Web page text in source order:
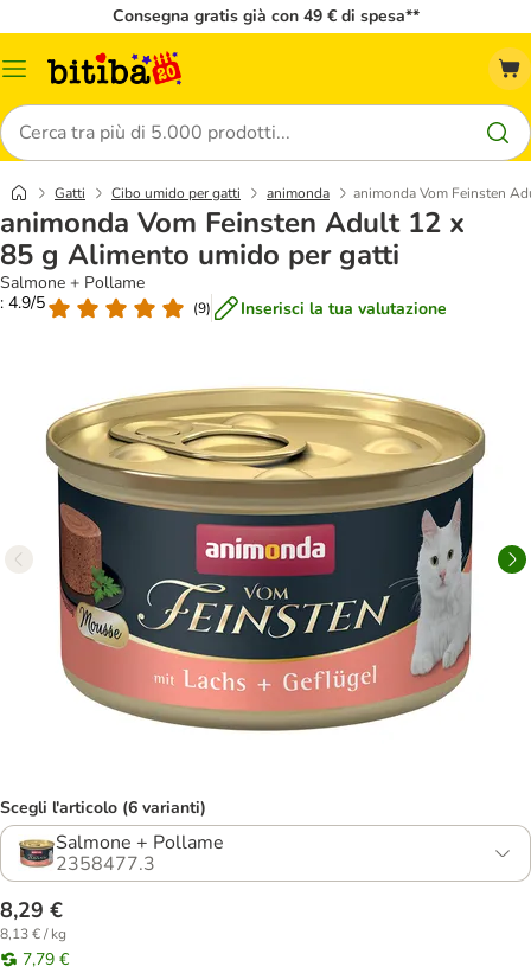
Consegna gratis già con 49 € di spesa**
Overview
Cerca
Gatti Cibo umido per gatti animonda animonda Vom Feinsten
animonda Vom Feinsten Adult 12 x
85 g Alimento umido per gatti
Salmone + Pollame
: 4.9/5
(9) Inserisci la tua valutazione
Scegli l'articolo (6 varianti)
Salmone + Pollame
2358477.3
8,29 €
8,13 € / kg
7,79 €